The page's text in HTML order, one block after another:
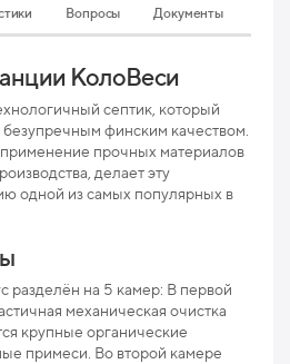
Вопросы Документы
КолоВеси
септик, который
безупречным финским качеством.
прочных материалов
делает эту
одной из самых популярных в
разделён на 5 камер: В первой
механическая очистка
крупные органические
примеси. Во второй камере